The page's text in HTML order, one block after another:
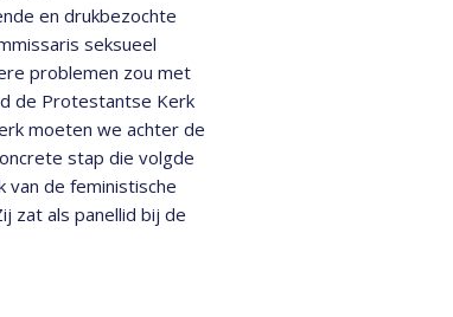
en drukbezochte
seksueel
problemen zou met
de Protestantse Kerk
moeten we achter de
stap die volgde
van de feministische
zat als panellid bij de